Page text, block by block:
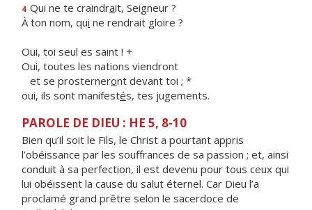
4 Qui ne te craindrait, Seigneur ?
À ton nom, qui ne rendrait gloire ?
Oui, toi seul es saint ! +
Oui, toutes les nations viendront
et se prosterneront devant toi ; *
oui, ils sont manifestés, tes jugements.
PAROLE DE DIEU : HE 5, 8-10
Bien qu’il soit le Fils, le Christ a pourtant appris
l’obéissance par les souffrances de sa passion ; et, ainsi
conduit à sa perfection, il est devenu pour tous ceux qui
lui obéissent la cause du salut éternel. Car Dieu l’a
proclamé grand prêtre selon le sacerdoce de